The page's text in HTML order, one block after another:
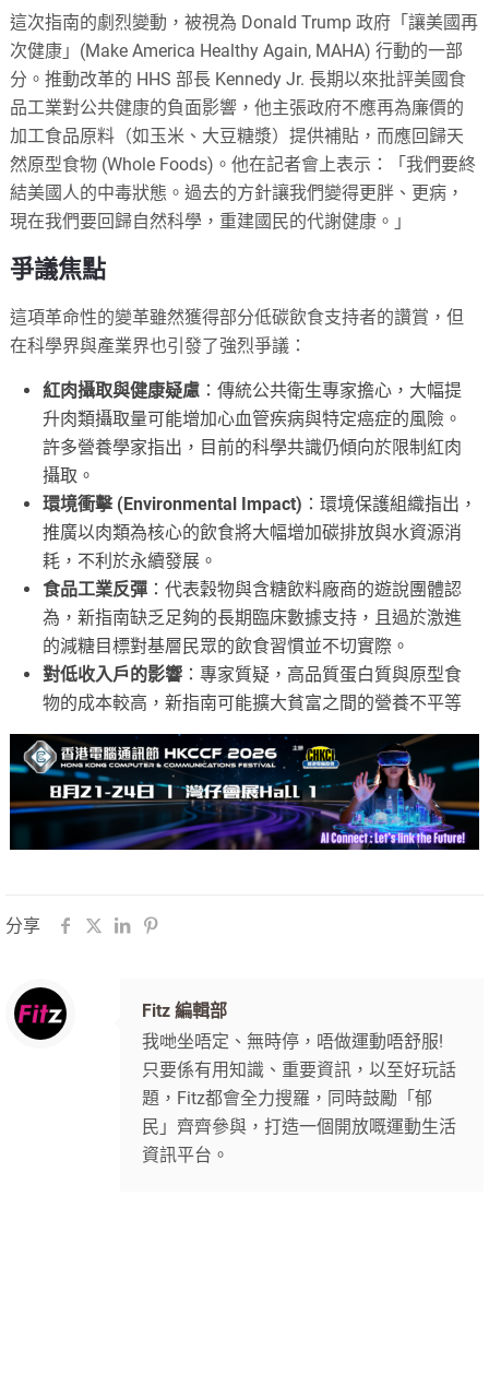
這次指南的劇烈變動，被視為 Donald Trump 政府「讓美國再
次健康」(Make America Healthy Again, MAHA) 行動的一部
分。推動改革的 HHS 部長 Kennedy Jr. 長期以來批評美國食
品工業對公共健康的負面影響，他主張政府不應再為廉價的
加工食品原料（如玉米、大豆糖漿）提供補貼，而應回歸天
然原型食物 (Whole Foods)。他在記者會上表示：「我們要終
結美國人的中毒狀態。過去的方針讓我們變得更胖、更病，
現在我們要回歸自然科學，重建國民的代謝健康。」
爭議焦點
這項革命性的變革雖然獲得部分低碳飲食支持者的讚賞，但
在科學界與產業界也引發了強烈爭議：
紅肉攝取與健康疑慮 ：傳統公共衛生專家擔心，大幅提
升肉類攝取量可能增加心血管疾病與特定癌症的風險。
許多營養學家指出，目前的科學共識仍傾向於限制紅肉
攝取。
環境衝擊 (Environmental Impact) ：環境保護組織指出，
推廣以肉類為核心的飲食將大幅增加碳排放與水資源消
耗，不利於永續發展。
食品工業反彈 ：代表穀物與含糖飲料廠商的遊說團體認
為，新指南缺乏足夠的長期臨床數據支持，且過於激進
的減糖目標對基層民眾的飲食習慣並不切實際。
對低收入戶的影響 ：專家質疑，高品質蛋白質與原型食
物的成本較高，新指南可能擴大貧富之間的營養不平等
分享
Fitz 編輯部
我哋坐唔定、無時停，唔做運動唔舒服!
只要係有用知識、重要資訊，以至好玩話
題，Fitz都會全力搜羅，同時鼓勵「郁
民」齊齊參與，打造一個開放嘅運動生活
資訊平台。